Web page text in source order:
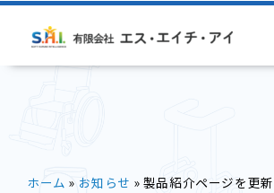
ホーム » お知らせ » 製品紹介ページを更